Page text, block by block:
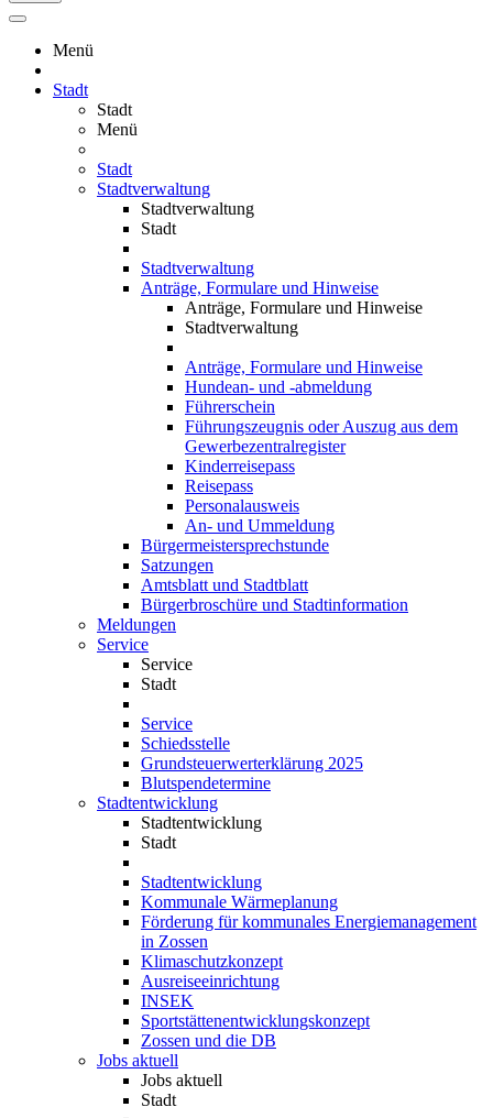
Menü
Stadt
Stadt
Menü
Stadt
Stadtverwaltung
Stadtverwaltung
Stadt
Stadtverwaltung
Anträge, Formulare und Hinweise
Anträge, Formulare und Hinweise
Stadtverwaltung
Anträge, Formulare und Hinweise
Hundean- und -abmeldung
Führerschein
Führungszeugnis oder Auszug aus dem
Gewerbezentralregister
Kinderreisepass
Reisepass
Personalausweis
An- und Ummeldung
Bürgermeistersprechstunde
Satzungen
Amtsblatt und Stadtblatt
Bürgerbroschüre und Stadtinformation
Meldungen
Service
Service
Stadt
Service
Schiedsstelle
Grundsteuerwerterklärung 2025
Blutspendetermine
Stadtentwicklung
Stadtentwicklung
Stadt
Stadtentwicklung
Kommunale Wärmeplanung
Förderung für kommunales Energiemanagement
in Zossen
Klimaschutzkonzept
Ausreiseeinrichtung
INSEK
Sportstättenentwicklungskonzept
Zossen und die DB
Jobs aktuell
Jobs aktuell
Stadt